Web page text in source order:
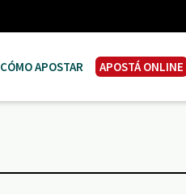
CÓMO APOSTAR APOSTÁ ONLINE